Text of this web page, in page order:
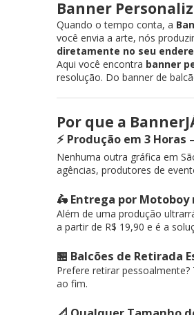
Banner
Quando o tempo conta, a
você envia a arte, nós
diretamente no seu
Aqui você encontra banner
resolução. Do banner de
Por que a
⚡ Produção em 3
Nenhuma outra gráfica em
agências, produtores de
🛵 Entrega por Motoboy
Além de uma produção
a partir de R$ 19,90 e é a
🏪 Balcões de Retirada
Prefere retirar pessoalmente?
ao fim.